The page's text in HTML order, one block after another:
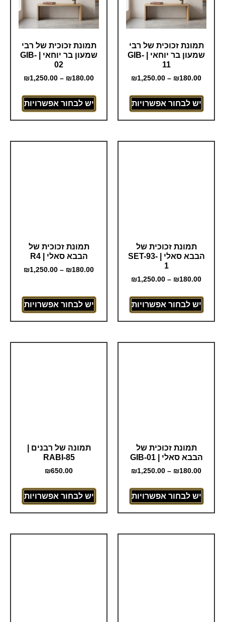
תמונת זכוכית של רבי
שמעון בר יוחאי | GIB-
11
₪180.00
–
₪1,250.00
יש לבחור אפשרויות
תמונת זכוכית של רבי
שמעון בר יוחאי | GIB-
02
₪180.00
–
₪1,250.00
יש לבחור אפשרויות
תמונת זכוכית של
הבבא סאלי | SET-93-
1
₪180.00
–
₪1,250.00
יש לבחור אפשרויות
תמונת זכוכית של
הבבא סאלי | R4
₪180.00
–
₪1,250.00
יש לבחור אפשרויות
תמונת זכוכית של
הבבא סאלי | GIB-01
₪180.00
–
₪1,250.00
יש לבחור אפשרויות
תמונה של רבנים |
RABI-85
₪650.00
יש לבחור אפשרויות